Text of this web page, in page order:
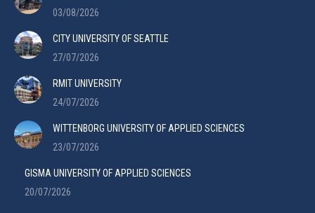
03/08/2026
CITY UNIVERSITY OF SEATTLE
27/07/2026
RMIT UNIVERSITY
24/07/2026
WITTENBORG UNIVERSITY OF APPLIED SCIENCES
23/07/2026
GISMA UNIVERSITY OF APPLIED SCIENCES
20/07/2026